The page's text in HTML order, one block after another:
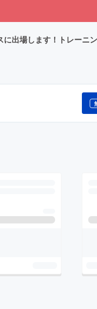
出場します！トレーニ